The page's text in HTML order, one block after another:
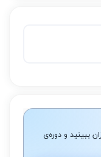
ببینید و دوره‌ی